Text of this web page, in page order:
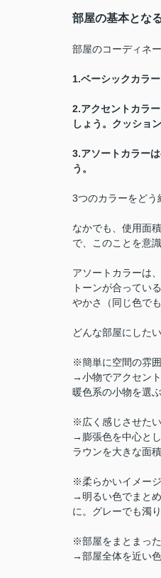
部屋の基本とな
部屋のコーディネ
1.ベーシックカラ
2.アクセントカラ
しょう。クッショ
3.アソートカラー
う。
3つのカラーをどう
なかでも、使用面
で、このことを意
アソートカラーは
トーンが合ってい
やかさ（同じ色で
どんな部屋にした
※簡単に空間の雰
→小物でアクセン
暖色系の小物を選ぶ
※広く感じさせた
→膨張色を中心と
ラウンを大きな面
※柔らかいイメー
→明るい色でまと
に。グレーでも濁
※部屋をまとまっ
→部屋全体を近い